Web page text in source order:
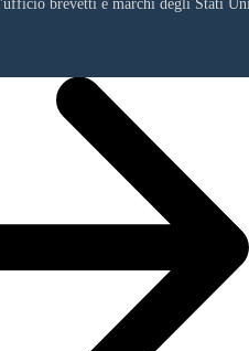
brevetti e marchi degli Stati